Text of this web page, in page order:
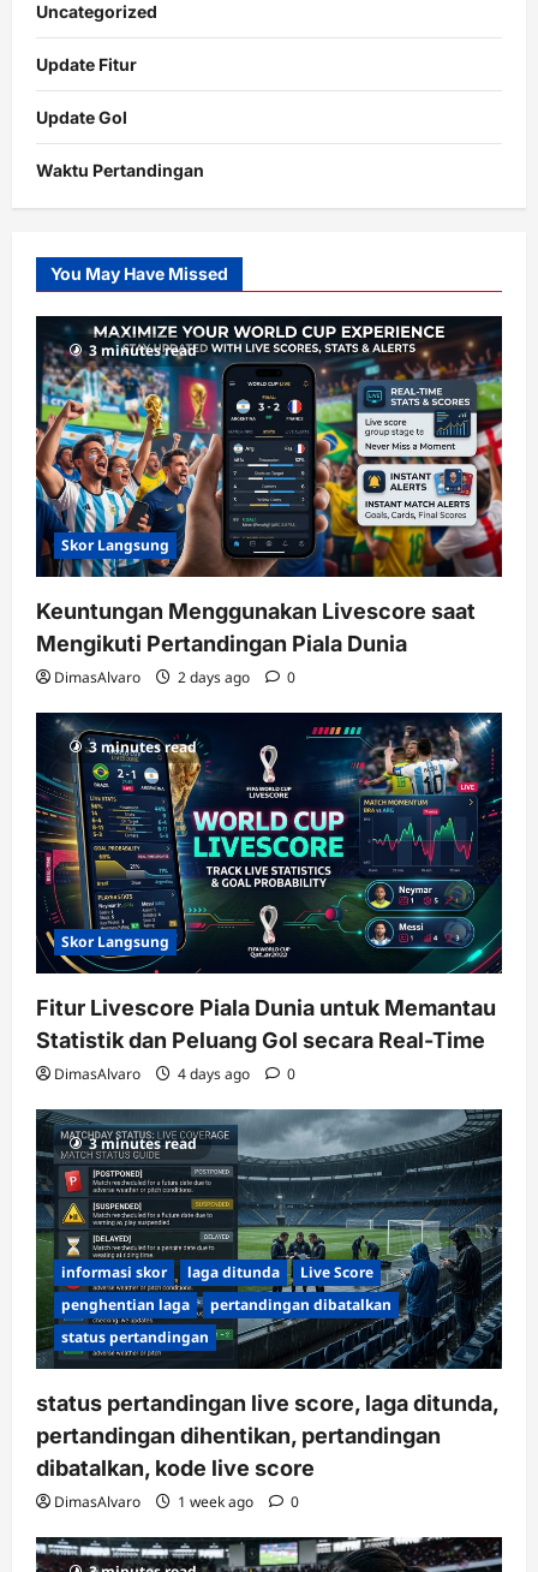
Uncategorized
Update Fitur
Update Gol
Waktu Pertandingan
Slot
Gacor
RTP
terupdate
You May Have Missed
3 minutes read
Skor Langsung
Keuntungan Menggunakan Livescore saat
Mengikuti Pertandingan Piala Dunia
DimasAlvaro 2 days ago 0
3 minutes read
Skor Langsung
Fitur Livescore Piala Dunia untuk Memantau
Statistik dan Peluang Gol secara Real-Time
DimasAlvaro 4 days ago 0
3 minutes read
informasi skor laga ditunda
Live Score
penghentian laga
pertandingan dibatalkan
status pertandingan
status pertandingan live score, laga ditunda,
pertandingan dihentikan, pertandingan
dibatalkan, kode live score
DimasAlvaro 1 week ago 0